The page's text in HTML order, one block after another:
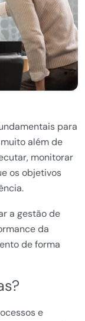
para
além de
monitorar
os objetivos
a gestão de
da
de forma
e